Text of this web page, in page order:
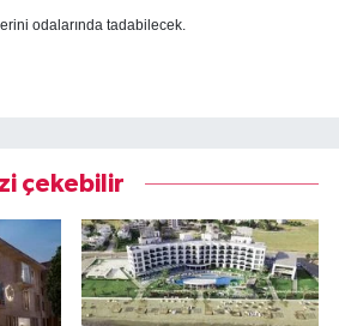
odalarında tadabilecek.
çekebilir